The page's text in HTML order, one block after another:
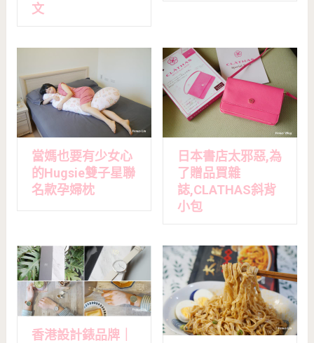
文
當媽也要有少女心
的Hugsie雙子星聯
名款孕婦枕
日本書店太邪惡,為
了贈品買雜
誌,CLATHAS斜背
小包
香港設計錶品牌｜